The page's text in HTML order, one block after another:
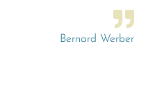
Bernard Werber